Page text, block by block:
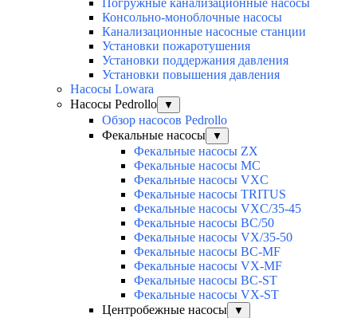
Погружные канализационные насосы
Консольно-моноблочные насосы
Канализационные насосные станции
Установки пожаротушения
Установки поддержания давления
Установки повышения давления
Насосы Lowara
Насосы Pedrollo
▼
Обзор насосов Pedrollo
Фекальные насосы
▼
Фекальные насосы ZX
Фекальные насосы MC
Фекальные насосы VXC
Фекальные насосы TRITUS
Фекальные насосы VXC/35-45
Фекальные насосы BC/50
Фекальные насосы VX/35-50
Фекальные насосы BC-MF
Фекальные насосы VX-MF
Фекальные насосы BC-ST
Фекальные насосы VX-ST
Центробежные насосы
▼